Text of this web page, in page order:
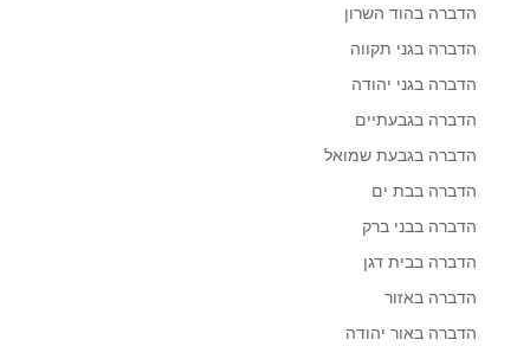
הדברה בהוד השרון
הדברה בגני תקווה
הדברה בגני יהודה
הדברה בגבעתיים
הדברה בגבעת שמואל
הדברה בבת ים
הדברה בבני ברק
הדברה בבית דגן
הדברה באזור
הדברה באור יהודה